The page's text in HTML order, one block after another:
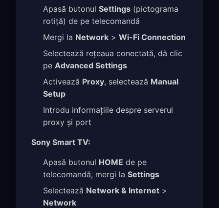
Apasă butonul Settings (pictograma
rotiță) de pe telecomandă
Mergi la Network > Wi-Fi Connection
Selectează rețeaua conectată, dă clic
pe Advanced Settings
Activează Proxy, selectează Manual
Setup
Introdu informațiile despre serverul
proxy și port
Sony Smart TV:
Apasă butonul HOME de pe
telecomandă, mergi la Settings
Selectează Network & Internet >
Network